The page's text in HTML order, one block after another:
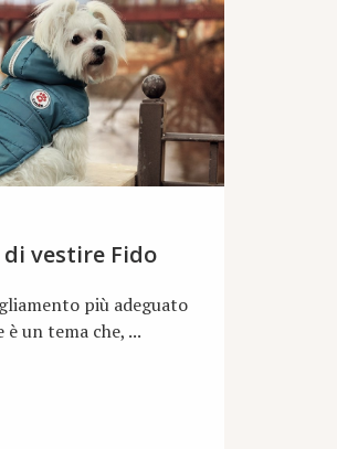
vestire Fido
più adeguato
un tema che, ...